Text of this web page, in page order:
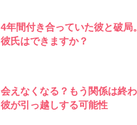
4年間付き合っていた彼と破局
彼氏はできますか？
会えなくなる？もう関係は終
彼が引っ越しする可能性